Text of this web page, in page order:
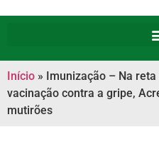
Início » Imunização – Na
vacinação contra a gripe,
mutirões